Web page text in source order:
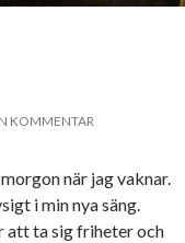
KOMMENTAR
när jag vaknar.
i min nya säng.
att ta sig friheter och